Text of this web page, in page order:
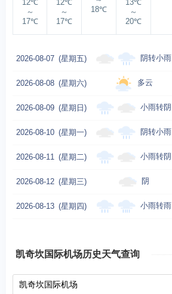
12℃
～
17℃
12℃
～
17℃
18℃
13℃
～
20℃
2026-08-07 (星期五) 阴转小雨
2026-08-08 (星期六) 多云
2026-08-09 (星期日) 小雨转阴
2026-08-10 (星期一) 阴转小雨
2026-08-11 (星期二) 小雨转阴
2026-08-12 (星期三) 阴
2026-08-13 (星期四) 小雨转雨
凯奇坎国际机场历史天气查询